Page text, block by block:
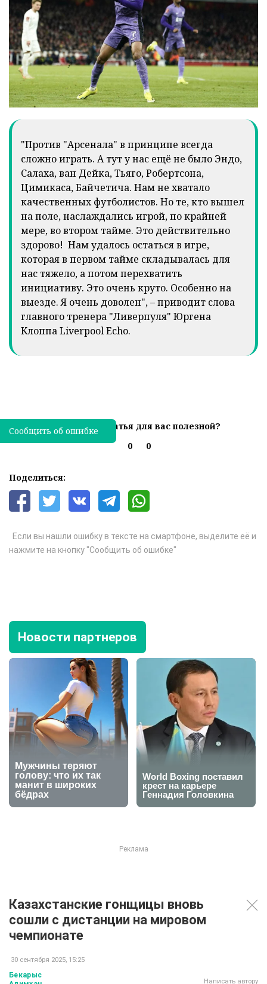
"Против "Арсенала" в принципе всегда
сложно играть. А тут у нас ещё не было Эндо,
Салаха, ван Дейка, Тьяго, Робертсона,
Цимикаса, Байчетича. Нам не хватало
качественных футболистов. Но те, кто вышел
на поле, наслаждались игрой, по крайней
мере, во втором тайме. Это действительно
здорово! Нам удалось остаться в игре,
которая в первом тайме складывалась для
нас тяжело, а потом перехватить
инициативу. Это очень круто. Особенно на
выезде. Я очень доволен", – приводит слова
главного тренера "Ливерпуля" Юргена
Клоппа Liverpool Echo.
Была ли эта статья для вас полезной?
0
0
Поделиться:
Если вы нашли ошибку в тексте на смартфоне, выделите её и
нажмите на кнопку "Сообщить об ошибке"
Сообщить об ошибке
Новости партнеров
Казахстанские гонщицы вновь
сошли с дистанции на мировом
чемпионате
30 сентября 2025, 15:25
Бекарыс
Написать автору